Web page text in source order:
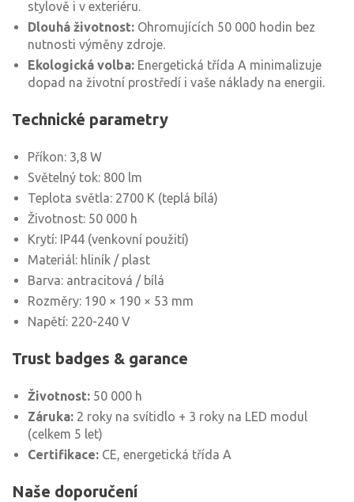
stylově i v exteriéru.
Dlouhá životnost: Ohromujících 50 000 hodin bez
nutnosti výměny zdroje.
Ekologická volba: Energetická třída A minimalizuje
dopad na životní prostředí i vaše náklady na energii.
Technické parametry
Příkon: 3,8 W
Světelný tok: 800 lm
Teplota světla: 2700 K (teplá bílá)
Životnost: 50 000 h
Krytí: IP44 (venkovní použití)
Materiál: hliník / plast
Barva: antracitová / bílá
Rozměry: 190 × 190 × 53 mm
Napětí: 220-240 V
Trust badges & garance
Životnost: 50 000 h
Záruka: 2 roky na svítidlo + 3 roky na LED modul
(celkem 5 let)
Certifikace: CE, energetická třída A
Naše doporučení